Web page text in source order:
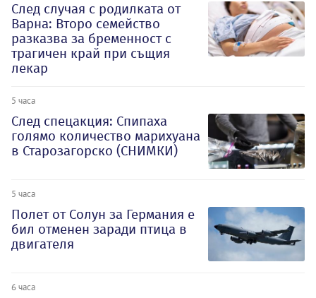
След случая с родилката от
Варна: Второ семейство
разказва за бременност с
трагичен край при същия
лекар
5 часа
След спецакция: Спипаха
голямо количество марихуана
в Старозагорско (СНИМКИ)
5 часа
Полет от Солун за Германия е
бил отменен заради птица в
двигателя
6 часа